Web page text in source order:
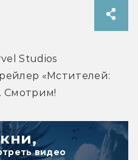
Studios
«Мстителей:
Смотрим!
видео